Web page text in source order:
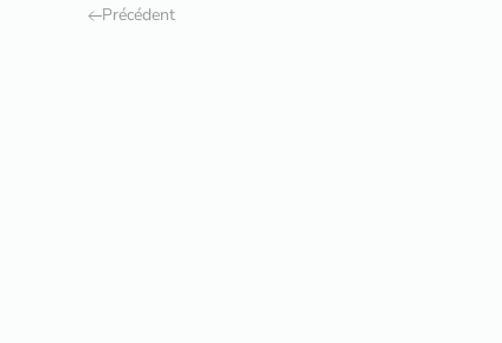
Précédent